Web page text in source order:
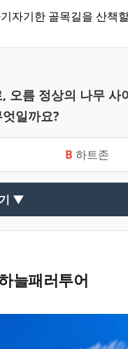
자기한 골목길을 산책
오름 정상의 나무 사
일까요?
B 하트존
▼
늘패러투어